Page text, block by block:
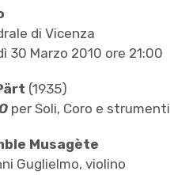
di Vicenza
30 Marzo 2010 ore 21:00
(1935)
per Soli, Coro e strumenti
Musagète
Guglielmo, violino